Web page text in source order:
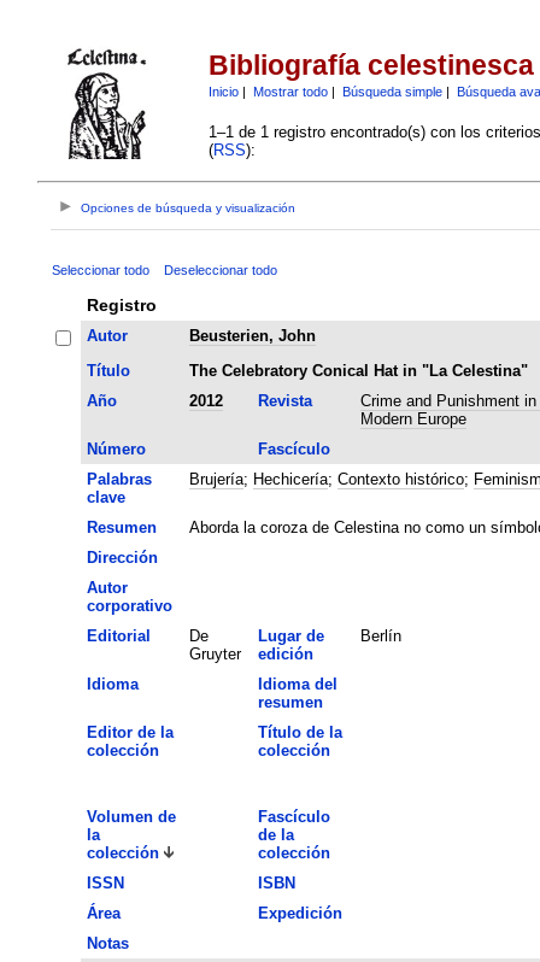
Bibliografía celestinesca
Inicio| Mostrar todo| Búsqueda simple| Búsqueda
1–1 de 1 registro encontrado(s) con los
(RSS):
Opciones de búsqueda y visualización
Seleccionar todo Deseleccionar todo
Registro
Autor
Beusterien, John
Título
The Celebratory Conical Hat in "La Celestina"
Año
2012 Revista
Crime and Punishment
Modern Europe
Número
Fascículo
Palabras
clave
Brujería; Hechicería; Contexto histórico;
Resumen
Aborda la coroza de Celestina no como un
Dirección
Autor
corporativo
Editorial
De
Gruyter
Lugar de
edición
Berlín
Idioma
Idioma del
resumen
Editor de la
colección
Título de la
colección
Volumen de
la
colección
Fascículo
de la
colección
ISSN
ISBN
Área
Expedición
Notas